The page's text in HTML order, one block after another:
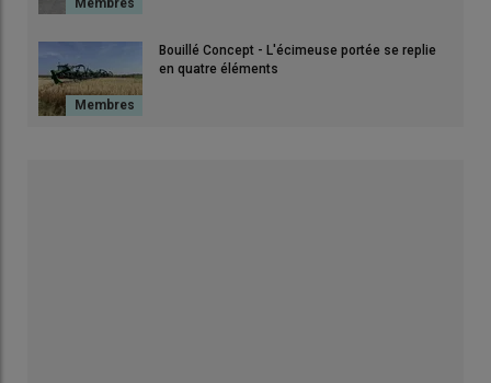
Bouillé Concept - L'écimeuse portée se replie
en quatre éléments